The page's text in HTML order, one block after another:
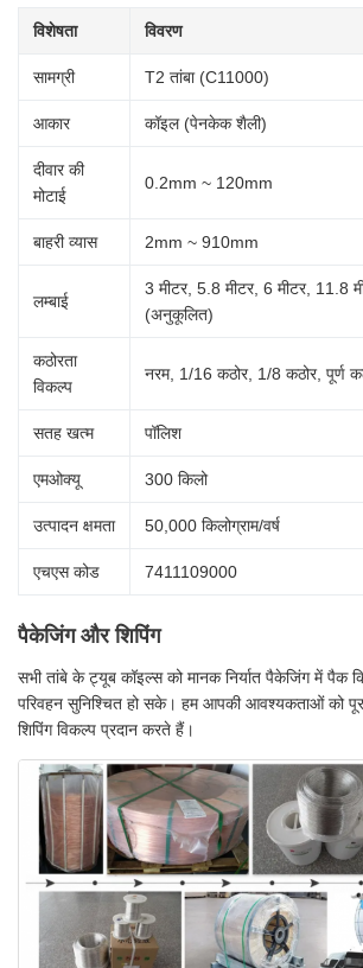
विशेषता विवरण
सामग्री T2 तांबा (C11000)
आकार कॉइल (पेनकेक शैली)
दीवार की
मोटाई
0.2mm ~ 120mm
बाहरी व्यास 2mm ~ 910mm
लम्बाई
3 मीटर, 5.8 मीटर, 6 मीटर, 11.8
(अनुकूलित)
कठोरता
विकल्प
नरम, 1/16 कठोर, 1/8 कठोर, पूर्ण
सतह खत्म पॉलिश
एमओक्यू 300 किलो
उत्पादन क्षमता 50,000 किलोग्राम/वर्ष
एचएस कोड 7411109000
पैकेजिंग और शिपिंग
सभी तांबे के ट्यूब कॉइल्स को मानक निर्यात पैकेजिंग में पैक
परिवहन सुनिश्चित हो सके। हम आपकी आवश्यकताओं को
शिपिंग विकल्प प्रदान करते हैं।